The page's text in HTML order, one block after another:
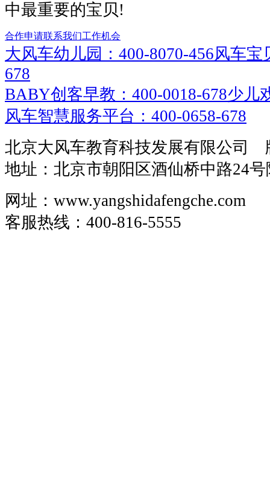
中最重要的宝贝!
合作申请联系我们工作机会
大风车幼儿园：400-8070-456风车宝
678
BABY创客早教：400-0018-678少儿
风车智慧服务平台：400-0658-678
北京大风车教育科技发展有限公司
地址：北京市朝阳区酒仙桥中路24
网址：www.yangshidafengche.com
客服热线：400-816-5555